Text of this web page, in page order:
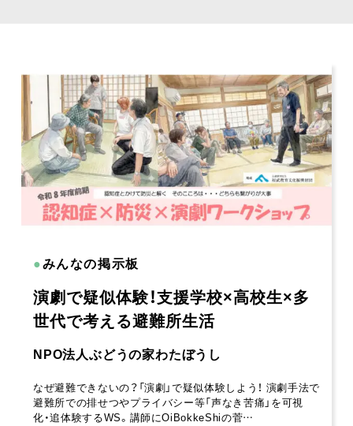
●みんなの掲示板
演劇で疑似体験！支援学校×高校生×多
世代で考える避難所生活
NPO法人ぶどうの家わたぼうし
なぜ避難できないの？「演劇」で疑似体験しよう！ 演劇手法で
避難所での排せつやプライバシー等「声なき苦痛」を可視
化・追体験するWS。講師にOiBokkeShiの菅…